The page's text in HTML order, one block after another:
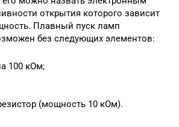
открытия которого зависит
Плавный пуск ламп
без следующих элементов:
100 кОм;
(мощность 10 кОм).